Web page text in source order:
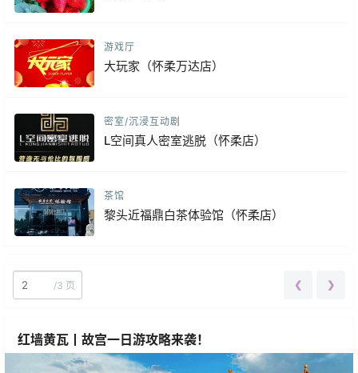
游戏厅
大玩家（怀柔万达店）
密室/沉浸互动剧
L空间真人密室逃脱（怀柔店）
茶馆
黎头近福鼎白茶体验馆（怀柔店）
/3 页 ❮ ❯
红墙黄瓦丨故宫一日游攻略来袭！